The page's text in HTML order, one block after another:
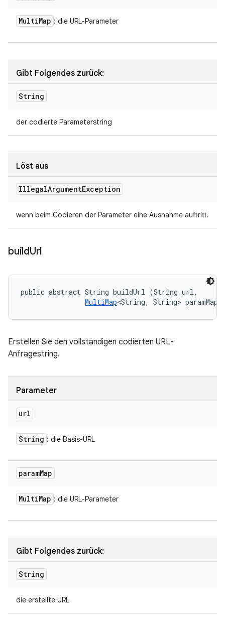
MultiMap : die URL-Parameter
Gibt Folgendes zurück:
String
der codierte Parameterstring
Löst aus
IllegalArgumentException
wenn beim Codieren der Parameter eine Ausnahme auftritt.
buildUrl
public abstract String buildUrl (String url,
MultiMap<String, String> paramMap)
Erstellen Sie den vollständigen codierten URL-
Anfragestring.
Parameter
url
String : die Basis-URL
paramMap
MultiMap : die URL-Parameter
Gibt Folgendes zurück:
String
die erstellte URL